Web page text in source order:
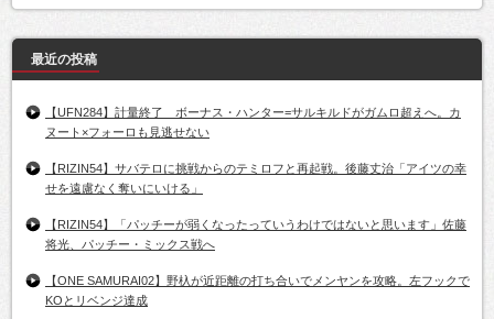
最近の投稿
【UFN284】計量終了 ボーナス・ハンター=サルキルドがガムロ超えへ。カ
ヌート×フォーロも見逃せない
【RIZIN54】サバテロに挑戦からのテミロフと再起戦。後藤丈治「アイツの幸
せを遠慮なく奪いにいける」
【RIZIN54】「パッチーが弱くなったっていうわけではないと思います」佐藤
将光、パッチー・ミックス戦へ
【ONE SAMURAI02】野杁が近距離の打ち合いでメンヤンを攻略。左フックで
KOとリベンジ達成